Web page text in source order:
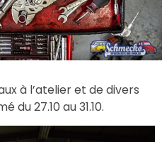
à l’atelier et de divers
du 27.10 au 31.10.